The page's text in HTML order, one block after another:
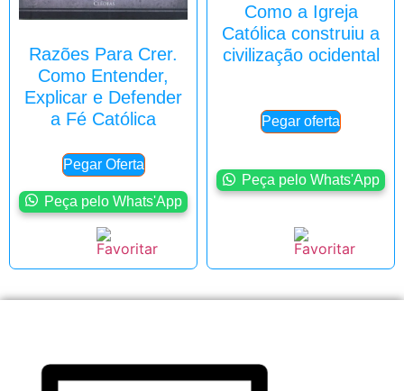
Razões Para Crer.
Como Entender,
Explicar e Defender
a Fé Católica
Pegar Oferta
Peça pelo Whats'App
Como a Igreja
Católica construiu a
civilização ocidental
Pegar oferta
Peça pelo Whats'App